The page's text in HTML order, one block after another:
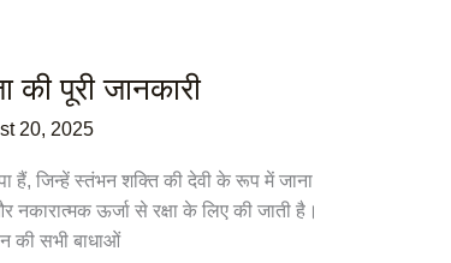
की पूरी जानकारी
20, 2025
हैं, जिन्हें स्तंभन शक्ति की देवी के रूप में जाना
ऊर्जा से रक्षा के लिए की जाती है।
की सभी बाधाओं